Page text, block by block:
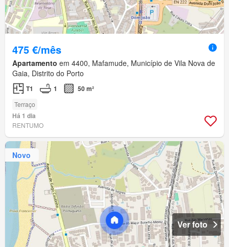
475 €/mês
Apartamento em 4400, Mafamude, Município de Vila Nova de
Gaia, Distrito do Porto
T1 1 50 m²
Terraço
Há 1 dia
RENTUMO
Novo
Ver foto